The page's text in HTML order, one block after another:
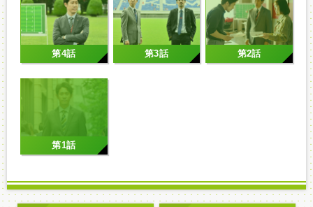
第4話 第3話 第2話
第1話